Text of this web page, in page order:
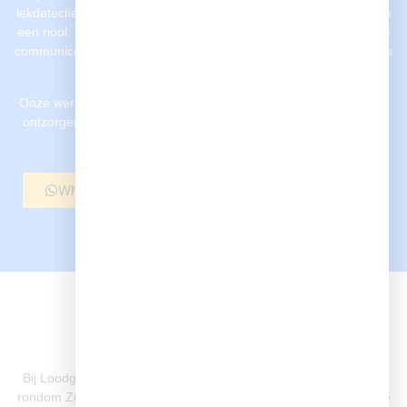
lekdetectie, leidingwerk, installatie van sanitair of het reinigen van
een riool: ons team werkt snel, netjes en met oog voor detail. We
communiceren duidelijk, denken met u mee en leveren pas op als
Onze werkwijze is niet alleen gericht op kwaliteit, maar vooral op
ontzorgen. U hoeft zich nergens druk om te maken: wij regelen
Whatsapp ons
Bij Loodgieter aan den IJssel zijn we actief in een breed gebied
rondom Zuidplas, Rotterdam en de regio Rijnmond. Dankzij onze